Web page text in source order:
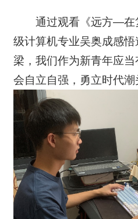
通过观看《远方—在
级计算机专业吴奥成感悟
梁，我们作为新青年应
会自立自强，勇立时代